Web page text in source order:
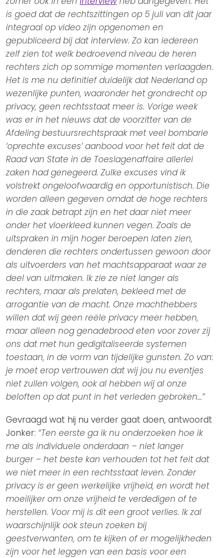
is goed dat de rechtszittingen op 5 juli van dit jaar
integraal op video zijn opgenomen en
gepubliceerd bij dat interview. Zo kan iedereen
zelf zien tot welk bedroevend niveau de heren
rechters zich op sommige momenten verlaagden.
Het is me nu definitief duidelijk dat Nederland op
wezenlijke punten, waaronder het grondrecht op
privacy, geen rechtsstaat meer is. Vorige week
was er in het nieuws dat de voorzitter van de
Afdeling bestuursrechtspraak met veel bombarie
‘oprechte excuses’ aanbood voor het feit dat de
Raad van State in de Toeslagenaffaire allerlei
zaken had genegeerd. Zulke excuses vind ik
volstrekt ongeloofwaardig en opportunistisch. Die
worden alleen gegeven omdat de hoge rechters
in die zaak betrapt zijn en het daar niet meer
onder het vloerkleed kunnen vegen. Zoals de
uitspraken in mijn hoger beroepen laten zien,
denderen die rechters ondertussen gewoon door
als uitvoerders van het machtsapparaat waar ze
deel van uitmaken. Ik zie ze niet langer als
rechters, maar als prelaten, bekleed met de
arrogantie van de macht. Onze machthebbers
willen dat wij geen reële privacy meer hebben,
maar alleen nog genadebrood eten voor zover zij
ons dat met hun gedigitaliseerde systemen
toestaan, in de vorm van tijdelijke gunsten. Zo van:
je moet erop vertrouwen dat wij jou nu eventjes
niet zullen volgen, ook al hebben wij al onze
beloften op dat punt in het verleden gebroken…”
Gevraagd wat hij nu verder gaat doen, antwoordt
Jonker: “Ten eerste ga ik nu onderzoeken hoe ik
me als individuele onderdaan – niet langer
burger – het beste kan verhouden tot het feit dat
we niet meer in een rechtsstaat leven. Zonder
privacy is er geen werkelijke vrijheid, en wordt het
moeilijker om onze vrijheid te verdedigen of te
herstellen. Voor mij is dit een groot verlies. Ik zal
waarschijnlijk ook steun zoeken bij
geestverwanten, om te kijken of er mogelijkheden
zijn voor het leggen van een basis voor een